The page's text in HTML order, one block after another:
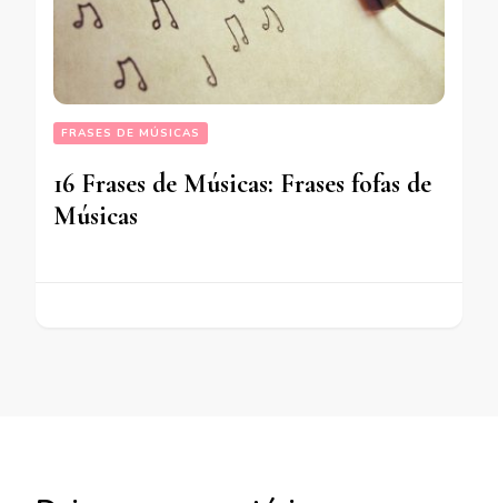
FRASES DE MÚSICAS
16 Frases de Músicas: Frases fofas de
Músicas